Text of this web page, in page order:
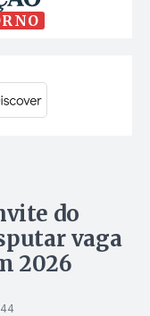
do
vaga
2026